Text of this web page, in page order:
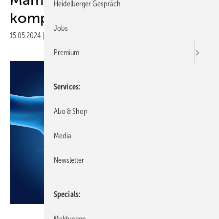
komplex
15.05.2024
Heidelberger Gespräch
Jobs
Premium
Services
Abo & Shop
Media
Newsletter
Specials